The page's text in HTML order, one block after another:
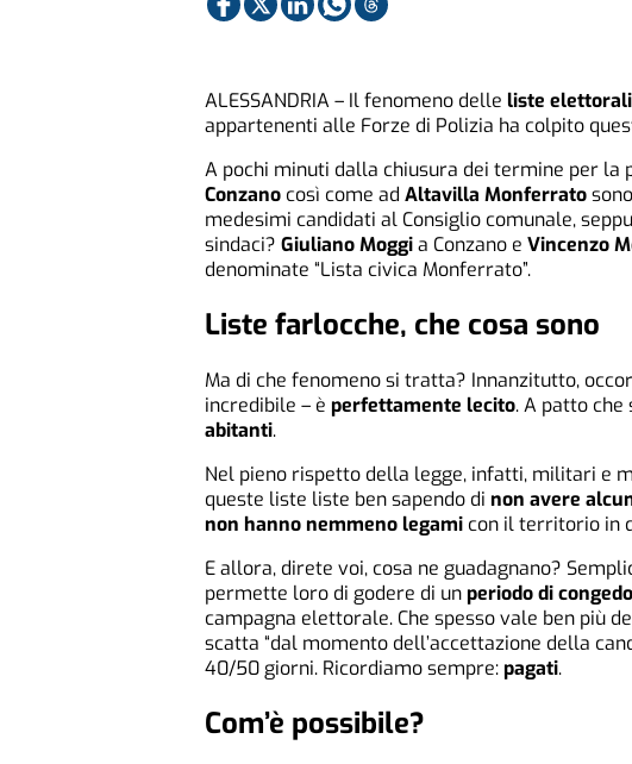
ALESSANDRIA – Il fenomeno delle liste elettorali
appartenenti alle Forze di Polizia ha colpito
A pochi minuti dalla chiusura dei termine per la
Conzano così come ad Altavilla Monferrato
medesimi candidati al Consiglio comunale,
sindaci? Giuliano Moggia Conzano e Vincenzo
denominate “Lista civica Monferrato”.
Liste farlocche, che cosa sono
Ma di che fenomeno si tratta? Innanzitutto,
incredibile – è perfettamente lecito. A patto
abitanti.
Nel pieno rispetto della legge, infatti, militari e
queste liste liste ben sapendo di non avere
non hanno nemmeno legami con il territorio in
E allora, direte voi, cosa ne guadagnano?
permette loro di godere di unperiodo di
campagna elettorale. Che spesso vale ben più
scatta “dal momento dell’accettazione della
40/50 giorni. Ricordiamo sempre:pagati.
Com’è possibile?